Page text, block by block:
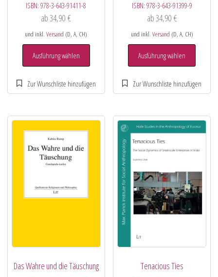
ISBN:978-3-643-91411-8
ab34,90€
und inkl.Versand (D, A, CH)
Ausführung wählen
ISBN: 978-3-643-91399-9
ab34,90 €
und inkl. Versand (D, A, CH)
Ausführung wählen
Das Wahre und die Täuschung Tenacious Ties